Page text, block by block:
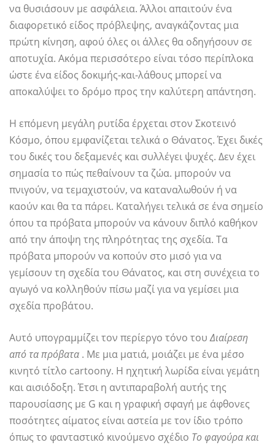
να θυσιάσουν με ασφάλεια. Άλλοι απαιτούν ένα
διαφορετικό είδος πρόβλεψης, αναγκάζοντας μια
πρώτη κίνηση, αφού όλες οι άλλες θα οδηγήσουν σε
αποτυχία. Ακόμα περισσότερο είναι τόσο περίπλοκα
ώστε ένα είδος δοκιμής-και-λάθους μπορεί να
αποκαλύψει το δρόμο προς την καλύτερη απάντηση.
Η επόμενη μεγάλη ρυτίδα έρχεται στον Σκοτεινό
Κόσμο, όπου εμφανίζεται τελικά ο Θάνατος. Έχει δικές
του δικές του δεξαμενές και συλλέγει ψυχές. Δεν έχει
σημασία το πώς πεθαίνουν τα ζώα. μπορούν να
πνιγούν, να τεμαχιστούν, να καταναλωθούν ή να
καούν και θα τα πάρει. Καταλήγει τελικά σε ένα σημείο
όπου τα πρόβατα μπορούν να κάνουν διπλό καθήκον
από την άποψη της πληρότητας της σχεδία. Τα
πρόβατα μπορούν να κοπούν στο μισό για να
γεμίσουν τη σχεδία του Θάνατος, και στη συνέχεια το
αγωγό να κολληθούν πίσω μαζί για να γεμίσει μια
σχεδία προβάτου.
Αυτό υπογραμμίζει τον περίεργο τόνο τουΔιαίρεση
από τα πρόβατα . Με μια ματιά, μοιάζει με ένα μέσο
κινητό τίτλο cartoony. Η ηχητική λωρίδα είναι γεμάτη
και αισιόδοξη. Έτσι η αντιπαραβολή αυτής της
παρουσίασης με G και η γραφική σφαγή με άφθονες
ποσότητες αίματος είναι αστεία με τον ίδιο τρόπο
όπως το φανταστικό κινούμενο σχέδιο Το φαγούρα και